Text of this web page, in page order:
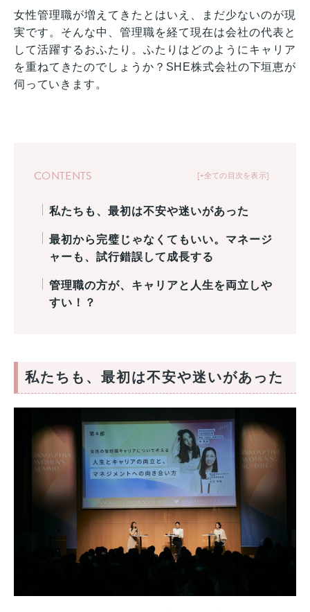
女性管理職が増えてきたとはいえ、まだ少ないのが現
実です。そんな中、管理職を経て現在は会社の代表と
して活躍するおふたり。ふたりはどのようにキャリア
を重ねてきたのでしょうか？SHE株式会社の下垣恵が
伺っていきます。
+全ての目次を表示
CONTENTS
私たちも、最初は不安や迷いがあった
最初から完璧じゃなくてもいい。マネージ
ャーも、試行錯誤して成長する
管理職の方が、キャリアと人生を両立しや
すい！？
私たちも、最初は不安や迷いがあった